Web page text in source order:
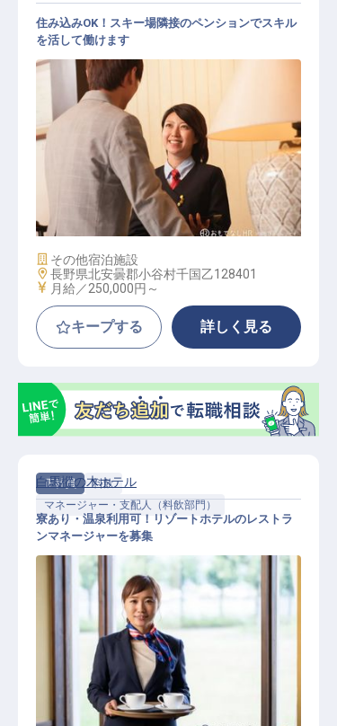
サービススタッフ / 正社員
住み込みOK！スキー場隣接のペンションでスキル
を活して働けます
施設業態
その他宿泊施設
勤務地
長野県北安曇郡小谷村千国乙128401
給与
月給／250,000円～
キープする 詳しく見る
正社員
料飲
マネージャー・支配人（料飲部門）
レストランマネージャー
白馬樅の木ホテル
寮あり・温泉利用可！リゾートホテルのレストラ
ンマネージャーを募集